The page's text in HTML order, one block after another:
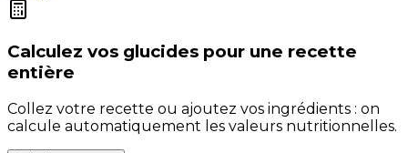
Calculez vos glucides pour une recette
entière
Collez votre recette ou ajoutez vos ingrédients : on
calcule automatiquement les valeurs nutritionnelles.